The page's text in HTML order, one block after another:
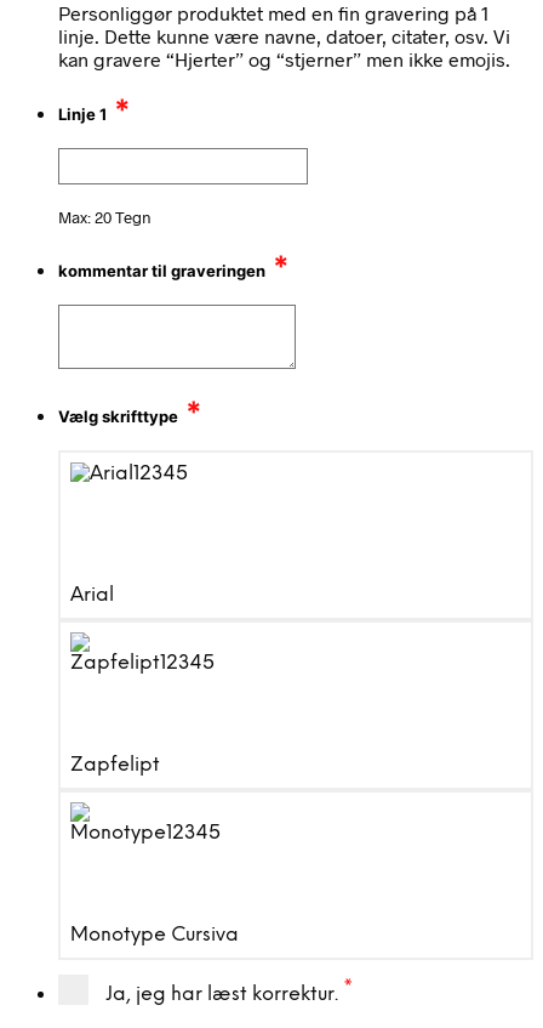
Personliggør produktet med en fin gravering på 1
linje. Dette kunne være navne, datoer, citater, osv. Vi
kan gravere “Hjerter” og “stjerner” men ikke emojis.
Linje 1 *
Max: 20 Tegn
kommentar til graveringen *
Vælg skrifttype *
Arial
Zapfelipt
Monotype Cursiva
Ja, jeg har læst korrektur. *